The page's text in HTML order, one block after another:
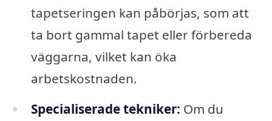
tapetseringen kan påbörjas, som att
ta bort gammal tapet eller förbereda
väggarna, vilket kan öka
arbetskostnaden.
Specialiserade tekniker: Om du